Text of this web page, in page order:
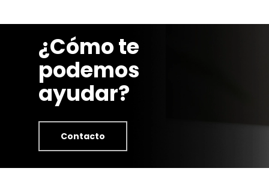
¿Cómo te
podemos
ayudar?
Contacto